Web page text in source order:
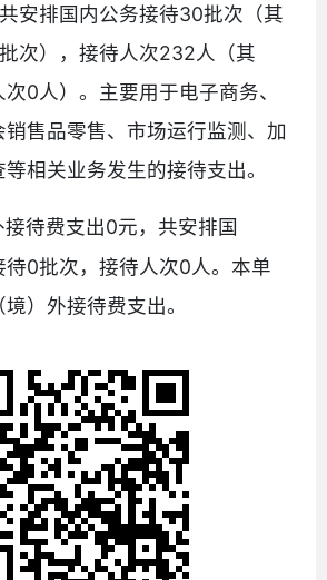
安排国内公务接待30批次（其
次），接待人次232人（其
0人）。主要用于电子商务、
售品零售、市场运行监测、加
相关业务发生的接待支出。
待费支出0元，共安排国
待0批次，接待人次0人。本单
）外接待费支出。